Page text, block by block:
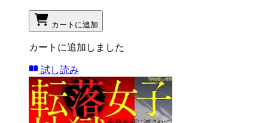
カートに追加
カートに追加しました
試し読み